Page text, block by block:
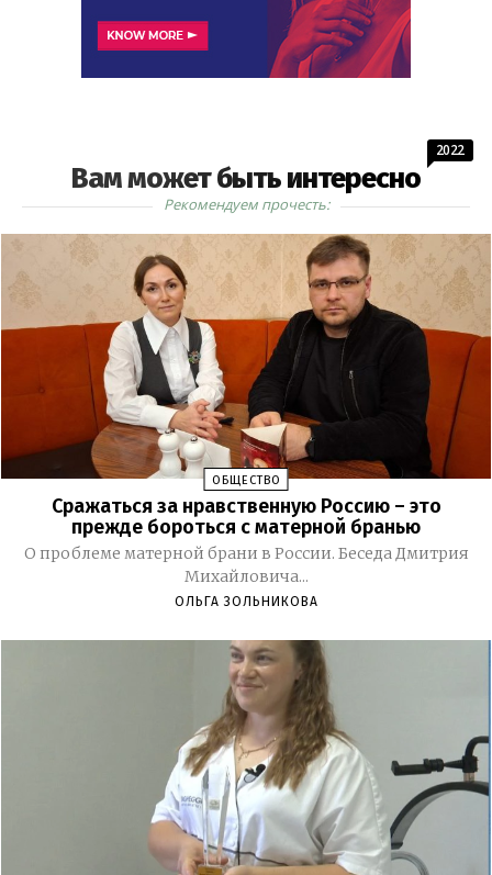
Вам может быть интересно
2022
Рекомендуем прочесть:
ОБЩЕСТВО
Сражаться за нравственную Россию – это
прежде бороться с матерной бранью
О проблеме матерной брани в России. Беседа Дмитрия
Михайловича...
ОЛЬГА ЗОЛЬНИКОВА